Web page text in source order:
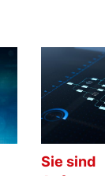
Sie sind